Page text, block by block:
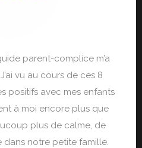
parent-complice m’a
vu au cours de ces 8
positifs avec mes enfants
à moi encore plus que
plus de calme, de
notre petite famille.